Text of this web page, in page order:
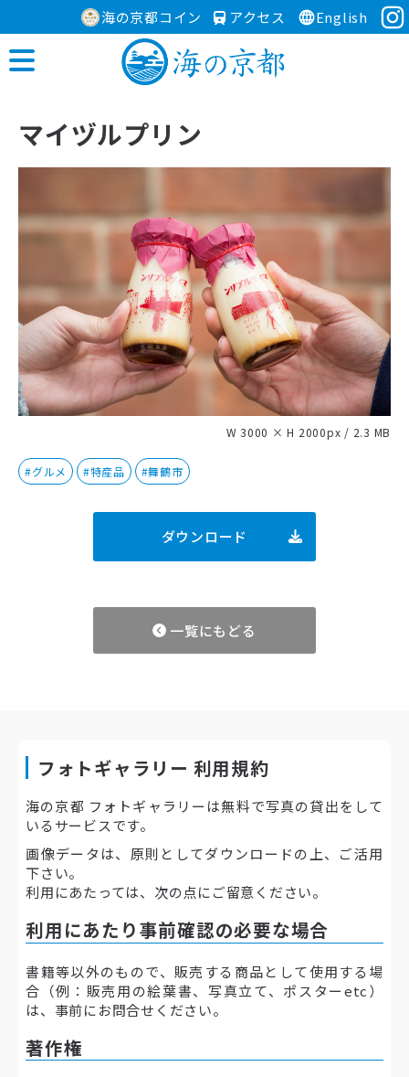
海の京都コイン アクセス English
マイヅルプリン
W 3000 × H 2000px / 2.3 MB
#グルメ #特産品 #舞鶴市
ダウンロード
一覧にもどる
フォトギャラリー 利用規約
海の京都 フォトギャラリーは無料で写真の貸出をして
いるサービスです。
画像データは、原則としてダウンロードの上、ご活用
下さい。
利用にあたっては、次の点にご留意ください。
利用にあたり事前確認の必要な場合
書籍等以外のもので、販売する商品として使用する場
合（例：販売用の絵葉書、写真立て、ポスターetc）
は、事前にお問合せください。
著作権